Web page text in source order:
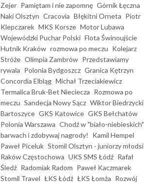
Zejer Pamiętam i nie zapomnę Górnik Łęczna
Naki Olsztyn Cracovia Błękitni Orneta Piotr
Klepczarek MKS Korsze Motor Lubawa
Wojewódzki Puchar Polski Flota Świnoujście
Hutnik Kraków rozmowa po meczu Kolejarz
Stróże Olimpia Zambrów Przedstawiamy
rywala Polonia Bydgoszcz Granica Kętrzyn
Concordia Elbląg Michał Trzeciakiewicz
Termalica Bruk-Bet Nieciecza Rozmowa po
meczu Sandecja Nowy Sącz Wiktor Biedrzycki
Bartoszyce GKS Katowice GKS Bełchatów
Polonia Warszawa Chodź w "biało-niebieskich"
barwach i zdobywaj nagrody!
Kamil Hempel
Paweł Piceluk Stomil Olsztyn - juniorzy młodsi
Raków Częstochowa UKS SMS Łódź Rafał
Śledź Radomiak Radom Paweł Kaczmarek
Stomil Travel ŁKS Łódź ŁKS Łomża Rozwój